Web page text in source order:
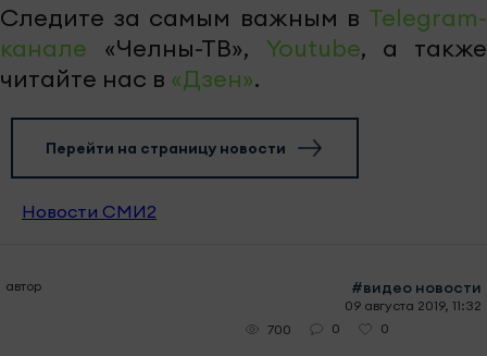
Следите за самым важным в Telegram-
канале «Челны-ТВ», Youtube, а также
читайте нас в «Дзен».
Перейти на страницу новости
Новости СМИ2
автор #видео новости
09 августа 2019, 11:32
700
0 0